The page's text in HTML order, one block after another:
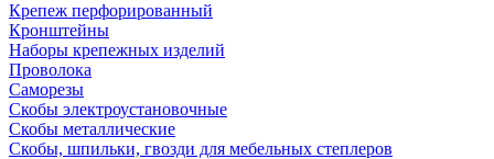
Крепеж перфорированный
Кронштейны
Наборы крепежных изделий
Проволока
Саморезы
Скобы электроустановочные
Скобы металлические
Скобы, шпильки, гвозди для мебельных степлеров